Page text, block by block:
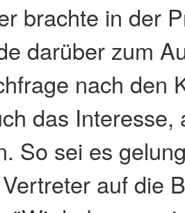
brachte in der
darüber zum
nach den
das Interesse,
So sei es
auf die